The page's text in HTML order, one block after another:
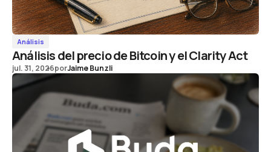
Análisis
Análisis del precio de Bitcoin y el Clarity Act
jul. 31, 2026porJaime Bunzli